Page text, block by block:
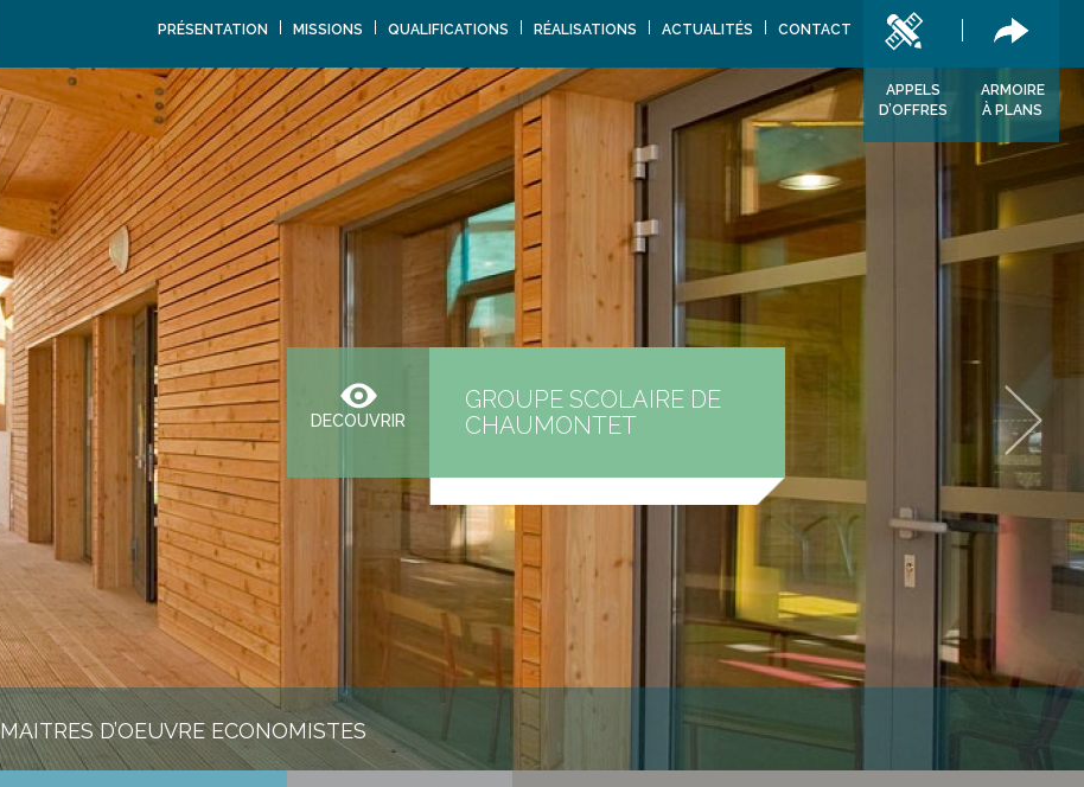
PRÉSENTATION MISSIONS QUALIFICATIONS RÉALISATIONS ACTUALITÉS CONTACT
APPELS
D’OFFRES
ARMOIRE
À PLANS
DECOUVRIR
GROUPE SCOLAIRE DE
CHAUMONTET
MAITRES D’OEUVRE ECONOMISTES